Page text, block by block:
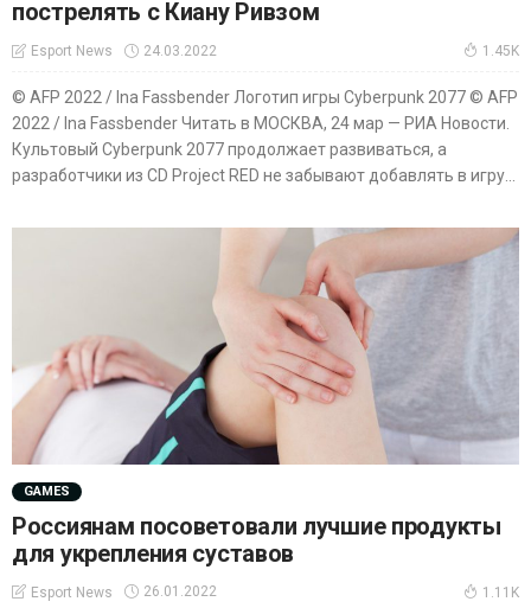
пострелять с Киану Ривзом
Esport News 24.03.2022 1.45K
© AFP 2022 / Ina Fassbender Логотип игры Cyberpunk 2077 © AFP
2022 / Ina Fassbender Читать в МОСКВА, 24 мар — РИА Новости.
Культовый Cyberpunk 2077 продолжает развиваться, а
разработчики из CD Project RED не забывают добавлять в игру...
GAMES
Россиянам посоветовали лучшие продукты
для укрепления суставов
Esport News 26.01.2022 1.11K